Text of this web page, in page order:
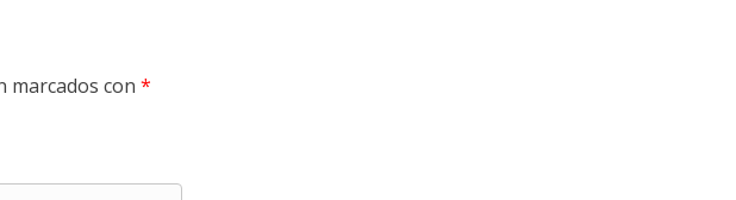
marcados con *